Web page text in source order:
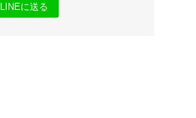
LINEに送る